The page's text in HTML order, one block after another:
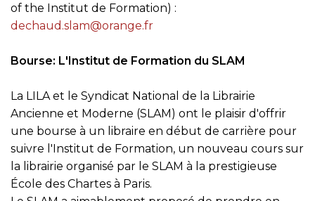
of the Institut de Formation) :
dechaud.slam@orange.fr
Bourse: L'Institut de Formation du SLAM
La LILA et le Syndicat National de la Librairie
Ancienne et Moderne (SLAM) ont le plaisir d'offrir
une bourse à un libraire en début de carrière pour
suivre l'Institut de Formation, un nouveau cours sur
la librairie organisé par le SLAM à la prestigieuse
École des Chartes à Paris.